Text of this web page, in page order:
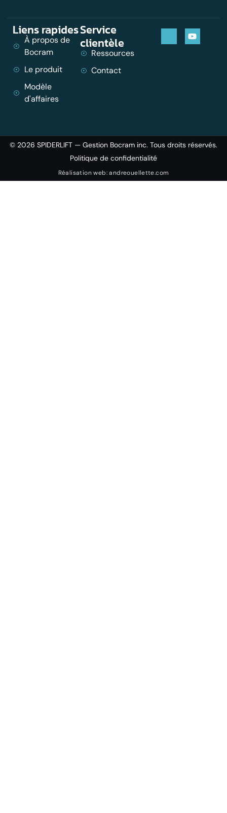
Liens rapides
À propos de
Bocram
Le produit
Modèle
d'affaires
Service
clientèle
Ressources
Contact
© 2026 SPIDERLIFT — Gestion Bocram inc. Tous droits réservés.
Politique de confidentialité
Réalisation web: andreouellette.com